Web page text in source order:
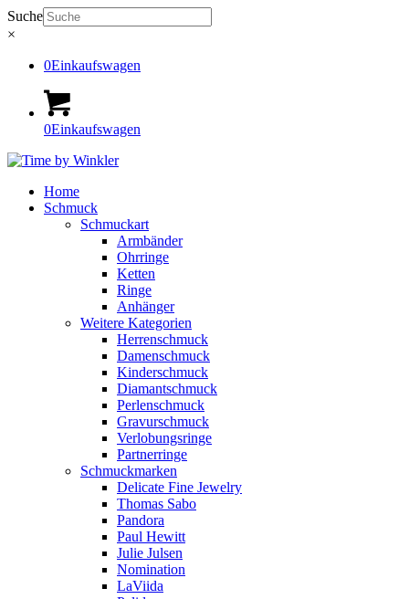
Suche
×
0Einkaufswagen
0Einkaufswagen
Home
Schmuck
Schmuckart
Armbänder
Ohrringe
Ketten
Ringe
Anhänger
Weitere Kategorien
Herrenschmuck
Damenschmuck
Kinderschmuck
Diamantschmuck
Perlenschmuck
Gravurschmuck
Verlobungsringe
Partnerringe
Schmuckmarken
Delicate Fine Jewelry
Thomas Sabo
Pandora
Paul Hewitt
Julie Julsen
Nomination
LaViida